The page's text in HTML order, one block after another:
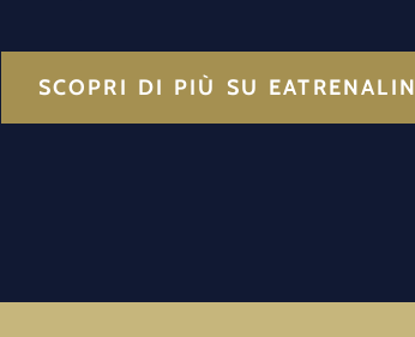
SCOPRI DI PIÙ SU EATRENALIN